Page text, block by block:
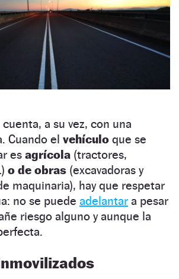
a su vez, con una
Cuando el vehículo que se
es agrícola (tractores,
o de obras (excavadoras y
maquinaria), hay que respetar
no se puede adelantar a pesar
riesgo alguno y aunque la